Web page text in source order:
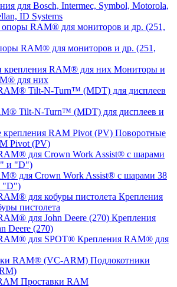
для Bosch, Intermec, Symbol, Motorola,
ID Systems
RAM® для мониторов и др. (251,
Мониторы и
для них
Tilt-N-Turn™ (MDT) для дисплеев и
Поворотные
Pivot (PV)
для Crown Work Assist® с шарами 38
"D")
Крепления
пистолета
Крепления
Deere (270)
Крепления RAM® для
Подлокотники
Проставки RAM